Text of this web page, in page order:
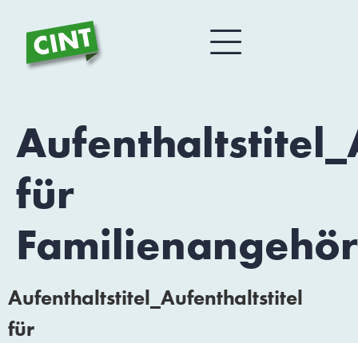
für
Aufenthaltstitel_Aufenthaltstitel
für